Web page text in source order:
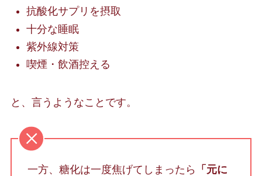
抗酸化サプリを摂取
十分な睡眠
紫外線対策
喫煙・飲酒控える
と、言うようなことです。
一方、糖化は一度焦げてしまったら
「元に